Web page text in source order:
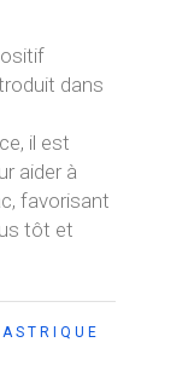
dans
il est
aider à
favorisant
tôt et